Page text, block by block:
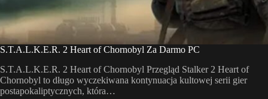
S.T.A.L.K.E.R. 2 Heart of Chornobyl Za Darmo PC
S.T.A.L.K.E.R. 2 Heart of Chornobyl Przegląd Stalker 2 Heart of
Chornobyl to długo wyczekiwana kontynuacja kultowej serii gier
postapokaliptycznych, która…